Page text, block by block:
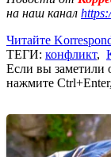
на наш канал
Читайте
ТЕГИ: конфликт,
Если вы заметили
нажмите